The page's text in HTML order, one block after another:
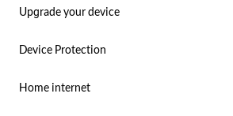
Upgrade your device
Device Protection
Home internet